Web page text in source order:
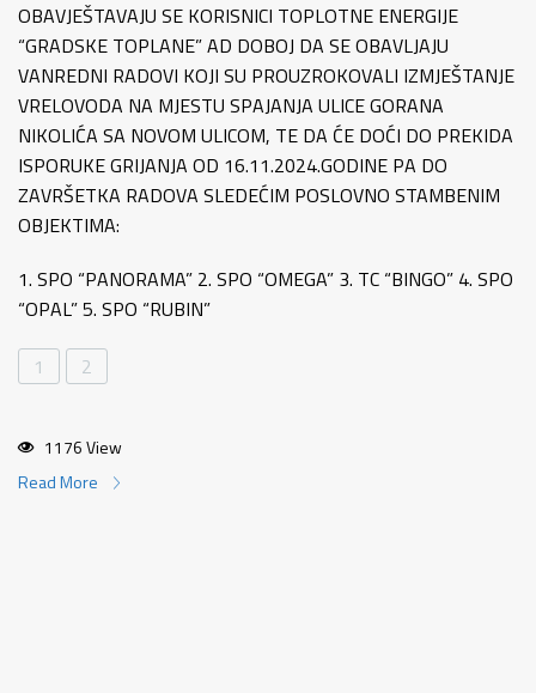
OBAVJEŠTAVAJU SE KORISNICI TOPLOTNE ENERGIJE
“GRADSKE TOPLANE” AD DOBOJ DA SE OBAVLJAJU
VANREDNI RADOVI KOJI SU PROUZROKOVALI IZMJEŠTANJE
VRELOVODA NA MJESTU SPAJANJA ULICE GORANA
NIKOLIĆA SA NOVOM ULICOM, TE DA ĆE DOĆI DO PREKIDA
ISPORUKE GRIJANJA OD 16.11.2024.GODINE PA DO
ZAVRŠETKA RADOVA SLEDEĆIM POSLOVNO STAMBENIM
OBJEKTIMA:
1. SPO “PANORAMA” 2. SPO “OMEGA” 3. TC “BINGO” 4. SPO
“OPAL” 5. SPO “RUBIN”
1
2
1176 View
Read More